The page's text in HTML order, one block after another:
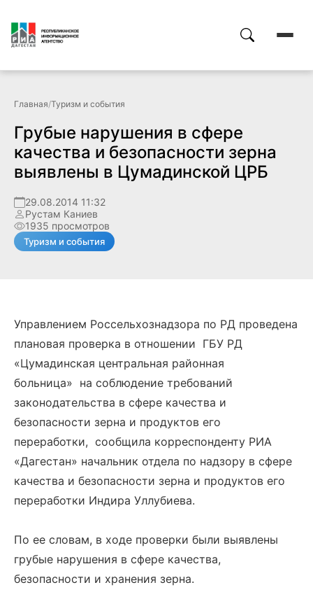
Главная/Туризм и события
Грубые нарушения в сфере
качества и безопасности зерна
выявлены в Цумадинской ЦРБ
29.08.2014 11:32
Рустам Каниев
1935 просмотров
Туризм и события
Управлением Россельхознадзора по РД проведена
плановая проверка в отношении ГБУ РД
«Цумадинская центральная районная
больница» на соблюдение требований
законодательства в сфере качества и
безопасности зерна и продуктов его
переработки, сообщила корреспонденту РИА
«Дагестан» начальник отдела по надзору в сфере
качества и безопасности зерна и продуктов его
переработки Индира Уллубиева.
По ее словам, в ходе проверки были выявлены
грубые нарушения в сфере качества,
безопасности и хранения зерна.